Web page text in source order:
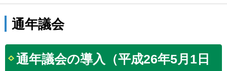
通年議会
通年議会の導入（平成26年5月1日